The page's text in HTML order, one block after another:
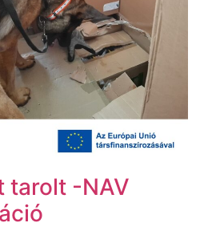
tarolt -NAV